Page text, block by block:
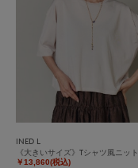
INED L
《大きいサイズ》Tシャツ風ニット
￥13,860(税込)